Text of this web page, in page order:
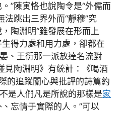
”陳寅恪也說陶令是“外儒而
法跳出三界外而“靜穆”究
陶淵明“雖發展在形而上
得力處和用力處，卻都在
、王衍那一派放達名流對
見陶淵明》有統計：《喝酒
的追蹤關心與批評的詩篇約
是人們凡是所說的那樣是家
忘情于實際的人。”可以